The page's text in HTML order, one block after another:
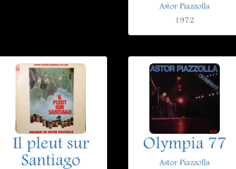
Astor Piazzolla
1972
Il pleut sur
Santiago
Olympia 77
Astor Piazzolla